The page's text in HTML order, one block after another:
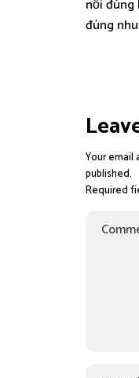
nối
đúng
Your email
published.
Required